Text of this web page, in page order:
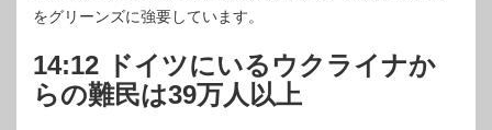
をグリーンズに強要しています。
14:12 ドイツにいるウクライナか
らの難民は39万人以上